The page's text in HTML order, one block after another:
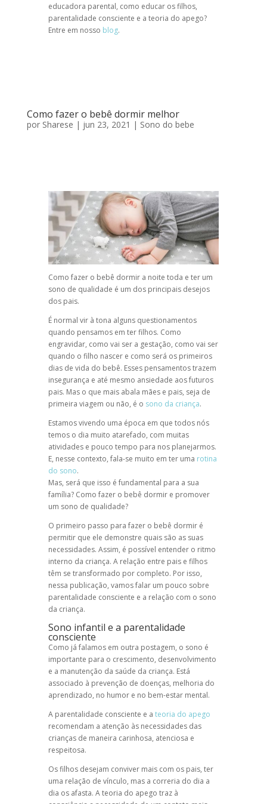
educadora parental, como educar os filhos,
parentalidade consciente e a teoria do apego?
Entre em nosso blog.
Como fazer o bebê dormir melhor
por Sharese | jun 23, 2021 | Sono do bebe
Como fazer o bebê dormir a noite toda e ter um
sono de qualidade é um dos principais desejos
dos pais.
É normal vir à tona alguns questionamentos
quando pensamos em ter filhos. Como
engravidar, como vai ser a gestação, como vai ser
quando o filho nascer e como será os primeiros
dias de vida do bebê. Esses pensamentos trazem
insegurança e até mesmo ansiedade aos futuros
pais. Mas o que mais abala mães e pais, seja de
primeira viagem ou não, é o sono da criança.
Estamos vivendo uma época em que todos nós
temos o dia muito atarefado, com muitas
atividades e pouco tempo para nos planejarmos.
E, nesse contexto, fala-se muito em ter uma rotina
do sono.
Mas, será que isso é fundamental para a sua
família? Como fazer o bebê dormir e promover
um sono de qualidade?
O primeiro passo para fazer o bebê dormir é
permitir que ele demonstre quais são as suas
necessidades. Assim, é possível entender o ritmo
interno da criança. A relação entre pais e filhos
têm se transformado por completo. Por isso,
nessa publicação, vamos falar um pouco sobre
parentalidade consciente e a relação com o sono
da criança.
Sono infantil e a parentalidade
consciente
Como já falamos em outra postagem, o sono é
importante para o crescimento, desenvolvimento
e a manutenção da saúde da criança. Está
associado à prevenção de doenças, melhoria do
aprendizado, no humor e no bem-estar mental.
A parentalidade consciente e a teoria do apego
recomendam a atenção às necessidades das
crianças de maneira carinhosa, atenciosa e
respeitosa.
Os filhos desejam conviver mais com os pais, ter
uma relação de vínculo, mas a correria do dia a
dia os afasta. A teoria do apego traz à